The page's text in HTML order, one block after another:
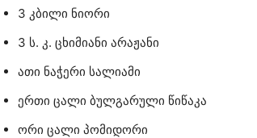
3 კბილი ნიორი
3 ს. კ. ცხიმიანი არაჟანი
ათი ნაჭერი სალიამი
ერთი ცალი ბულგარული წიწაკა
ორი ცალი პომიდორი